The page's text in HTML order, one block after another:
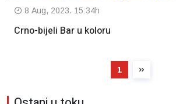
8 Aug, 2023. 15:34h
Crno-bijeli Bar u koloru
1